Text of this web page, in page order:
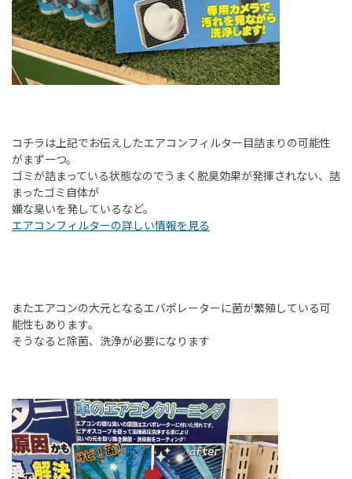
コチラは上記でお伝えしたエアコンフィルター目詰まりの可能性
がまず一つ。
ゴミが詰まっている状態なのでうまく脱臭効果が発揮されない、詰
まったゴミ自体が
嫌な臭いを発しているなど。
エアコンフィルターの詳しい情報を見る
またエアコンの大元となるエバポレーターに菌が繁殖している可
能性もあります。
そうなると除菌、洗浄が必要になります